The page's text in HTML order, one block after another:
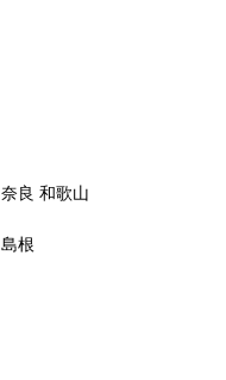
奈良 和歌山
島根